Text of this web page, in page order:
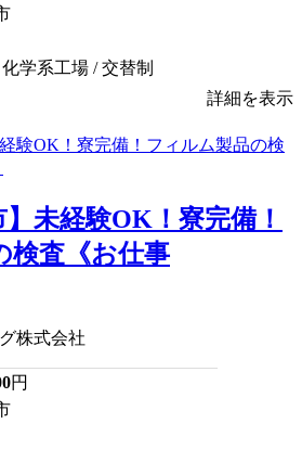
学系工場 / 交替制
詳細を表示
】未経験OK！寮完備！
検査《お仕事
株式会社
円